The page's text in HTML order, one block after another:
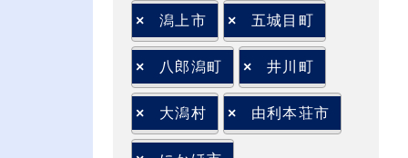
× 潟上市 × 五城目町
× 八郎潟町 × 井川町
× 大潟村 × 由利本荘市